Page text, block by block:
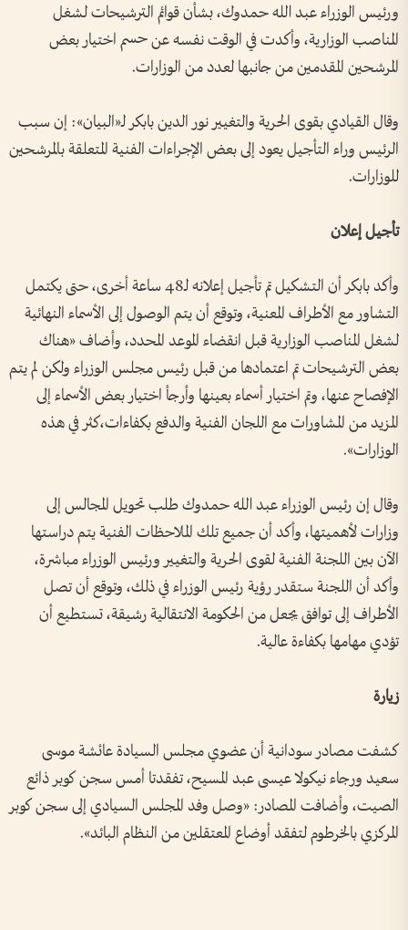
ورئيس الوزراء عبد الله حمدوك، بشأن قوائم الترشيحات لشغل
المناصب الوزارية، وأكدت في الوقت نفسه عن حسم اختيار بعض
المرشحين المقدمين من جانبها لعدد من الوزارات.
وقال القيادي بقوى الحرية والتغيير نور الدين بابكر لـ«البيان»: إن سبب
الرئيس وراء التأجيل يعود إلى بعض الإجراءات الفنية المتعلقة بالمرشحين
للوزارات.
تأجيل إعلان
وأكد بابكر أن التشكيل تم تأجيل إعلانه لـ48 ساعة أخرى، حتى يكتمل
التشاور مع الأطراف المعنية، وتوقع أن يتم الوصول إلى الأسماء النهائية
لشغل المناصب الوزارية قبل انقضاء الموعد المحدد، وأضاف «هناك
بعض الترشيحات تم اعتمادها من قبل رئيس مجلس الوزراء ولكن لم يتم
الإفصاح عنها، وتم اختيار أسماء بعينها وأرجأ اختيار بعض الأسماء إلى
المزيد من المشاورات مع اللجان الفنية والدفع بكفاءات،كثر في هذه
الوزارات».
وقال إن رئيس الوزراء عبد الله حمدوك طلب تحويل المجالس إلى
وزارات لأهميتها، وأكد أن جميع تلك الملاحظات الفنية يتم دراستها
الآن بين اللجنة الفنية لقوى الحرية والتغيير ورئيس الوزراء مباشرة،
وأكد أن اللجنة ستقدر رؤية رئيس الوزراء في ذلك، وتوقع أن تصل
الأطراف إلى توافق يجعل من الحكومة الانتقالية رشيقة، تستطيع أن
تؤدي مهامها بكفاءة عالية.
زيارة
كشفت مصادر سودانية أن عضوي مجلس السيادة عائشة موسى
سعيد ورجاء نيكولا عيسى عبد المسيح، تفقدتا أمس سجن كوبر ذائع
الصيت، وأضافت المصادر: «وصل وفد المجلس السيادي إلى سجن كوبر
المركزي بالخرطوم لتفقد أوضاع المعتقلين من النظام البائد».